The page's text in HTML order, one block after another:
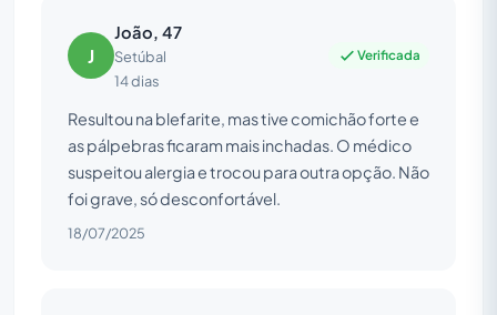
J
João, 47
Setúbal
14 dias
Verificada
Resultou na blefarite, mas tive comichão forte e
as pálpebras ficaram mais inchadas. O médico
suspeitou alergia e trocou para outra opção. Não
foi grave, só desconfortável.
18/07/2025